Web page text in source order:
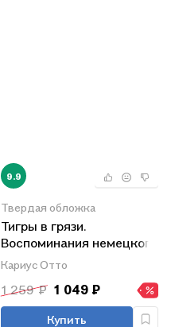
9.9
Твердая обложка
Тигры в грязи.
Воспоминания немецкого
танкиста. 1941—1944
Кариус Отто
1 259 ₽ 1 049 ₽
Купить